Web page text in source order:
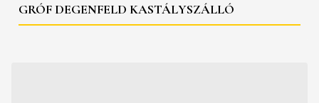
GRÓF DEGENFELD KASTÁLYSZÁLLÓ